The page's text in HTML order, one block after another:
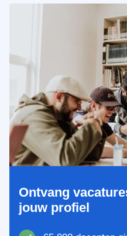
Ontvang
jouw profiel